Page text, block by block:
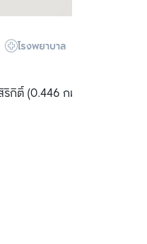
โรงพยาบาล
กิติ์ (0.446 กม.)